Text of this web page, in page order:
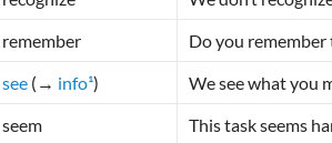
remember
Do you remember
see (→ info¹) We see what you
seem
This task seems